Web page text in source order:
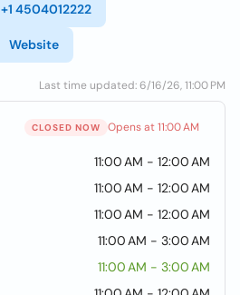
+1 4504012222
Website
Last time updated: 6/16/26, 11:00 PM
CLOSED NOW Opens at 11:00 AM
11:00 AM - 12:00 AM
11:00 AM - 12:00 AM
11:00 AM - 12:00 AM
11:00 AM - 3:00 AM
11:00 AM - 3:00 AM